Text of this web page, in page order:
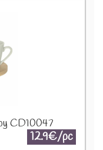
CD10047
12.9€/pc